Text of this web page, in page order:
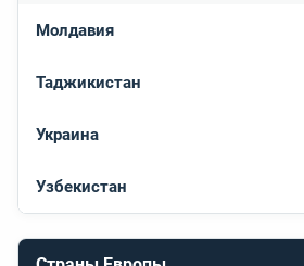
Молдавия
Таджикистан
Украина
Узбекистан